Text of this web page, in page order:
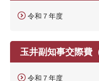
令和７年度
玉井副知事交際費
令和７年度